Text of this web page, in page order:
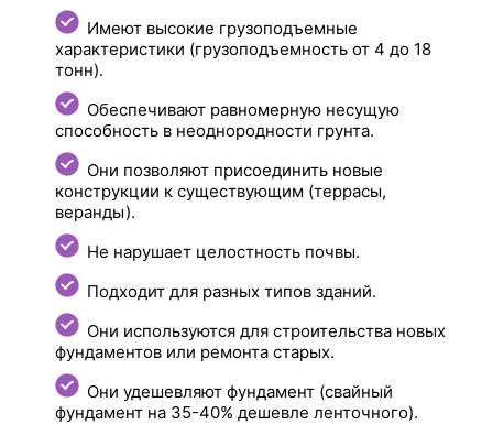
Имеют высокие грузоподъемные
характеристики (грузоподъемность от 4 до 18
тонн).
Обеспечивают равномерную несущую
способность в неоднородности грунта.
Они позволяют присоединить новые
конструкции к существующим (террасы,
веранды).
Не нарушает целостность почвы.
Подходит для разных типов зданий.
Они используются для строительства новых
фундаментов или ремонта старых.
Они удешевляют фундамент (свайный
фундамент на 35-40% дешевле ленточного).